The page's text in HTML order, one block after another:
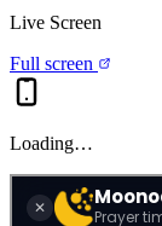
Live Screen
Full screen
Loading…